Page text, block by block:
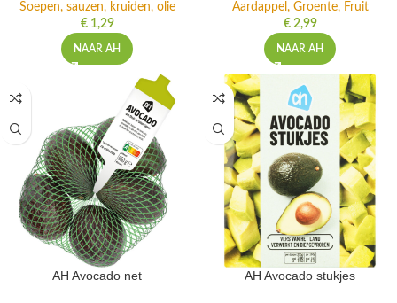
Soepen, sauzen, kruiden, olie
€1,29
NAAR AH
Aardappel, Groente, Fruit
€2,99
NAAR AH
AH Avocado net AH Avocado stukjes